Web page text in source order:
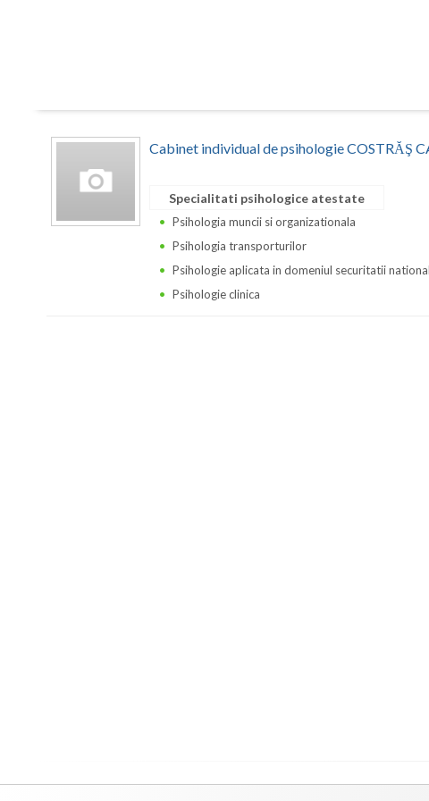
Cabinet individual de psihologie COSTRĂŞ
Specialitati psihologice atestate
Psihologia muncii si organizationala
Psihologia transporturilor
Psihologie aplicata in domeniul securitatii
Psihologie clinica